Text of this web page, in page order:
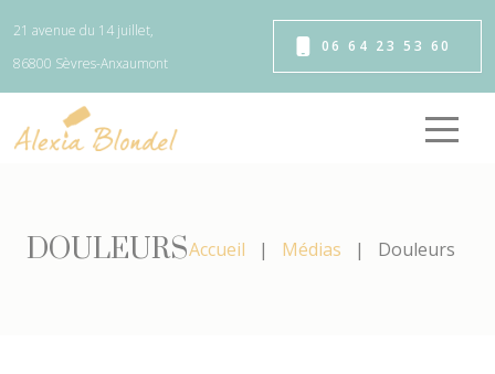
21 avenue du 14 juillet,
86800 Sèvres-Anxaumont
06 64 23 53 60
DOULEURSAccueil Médias Douleurs